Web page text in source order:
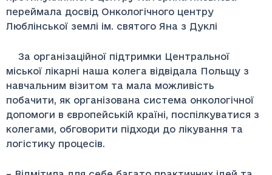
переймала досвід Онкологічного центру
Люблінської землі ім. святого Яна з Дуклі
За організаційної підтримки Центральної
міської лікарні наша колега відвідала Польщу з
навчальним візитом та мала можливість
побачити, як організована система онкологічної
допомоги в європейській країні, поспілкуватися з
колегами, обговорити підходи до лікування та
логістику процесів.